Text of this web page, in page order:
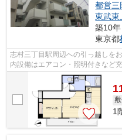
都営三
東武東
築10
東京都
志村三丁目駅周辺への引っ越しを
内設備はエアコン・照明付きなど
平米のお部屋です。この物件はバル
1